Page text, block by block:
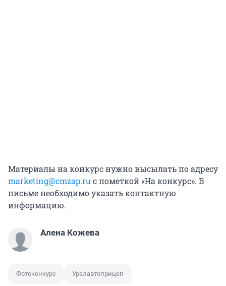
Материалы на конкурс нужно высылать по адресу
marketing@cmzap.ru c пометкой «На конкурс». В
письме необходимо указать контактную
информацию.
Алена Кожева
Фотоконкурс Уралавтоприцеп